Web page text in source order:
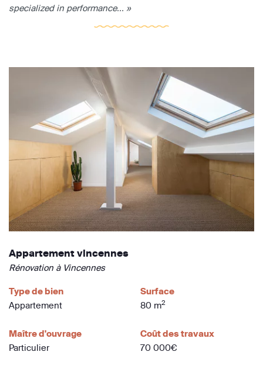
specialized in performance... »
Appartement vincennes
Rénovation à Vincennes
Type de bien
Appartement
Surface
80 m2
Maître d'ouvrage
Particulier
Coût des travaux
70 000€